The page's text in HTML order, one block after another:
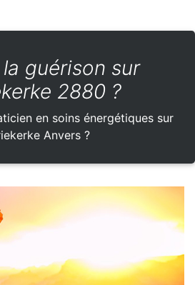
guérison sur
2880 ?
en soins énergétiques sur
Anvers ?